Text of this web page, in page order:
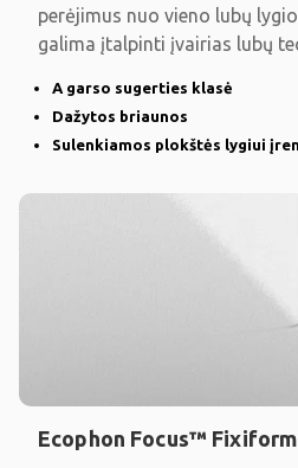
perėjimus nuo vieno lubų
galima įtalpinti įvairias lubų
A garso sugerties klasė
Dažytos briaunos
Sulenkiamos plokštės lygiui
Ecophon Focus™